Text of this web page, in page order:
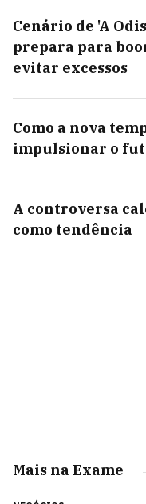
Cenário de 'A
prepara para
evitar excessos
Como a nova
impulsionar o
A controversa
como tendência
Mais na Exame